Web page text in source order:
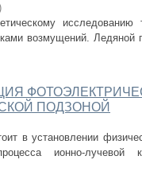
исследованию
возмущений. Ледяной
ПОДЗОНОЙ
в установлении
ионно-лучевой